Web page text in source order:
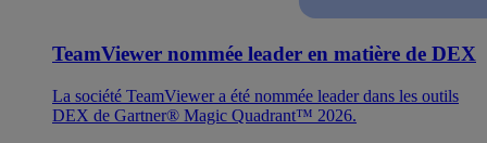
TeamViewer nommée leader en matière de DEX
La société TeamViewer a été nommée leader dans les outils
DEX de Gartner® Magic Quadrant™ 2026.